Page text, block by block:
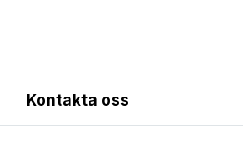
Kontakta oss